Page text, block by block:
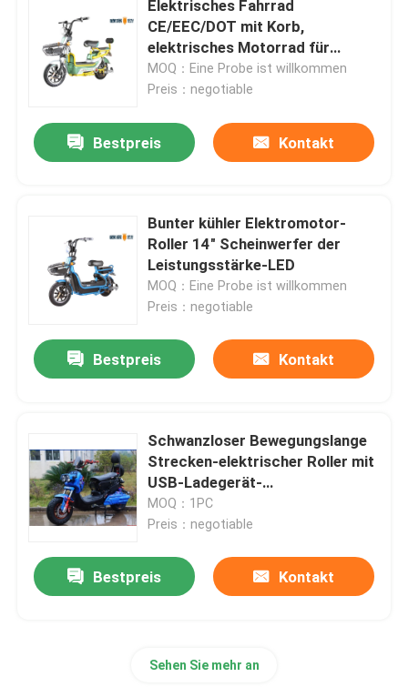
Intelligentes elektrisches Fahrrad
elektrisches Fracht Dreirad
Elektrisches Sport-Motorrad
Elektrisches Fahrrad
CE/EEC/DOT mit Korb,
elektrisches Motorrad für
Erwachsene
MOQ：Eine Probe ist willkommen
Preis：negotiable
Bestpreis Kontakt
Bunter kühler Elektromotor-
Roller 14" Scheinwerfer der
Leistungsstärke-LED
MOQ：Eine Probe ist willkommen
Preis：negotiable
Bestpreis Kontakt
Schwanzloser Bewegungslange
Strecken-elektrischer Roller mit
USB-Ladegerät-
Scheibenbremse
MOQ：1PC
Preis：negotiable
Bestpreis Kontakt
Sehen Sie mehr an